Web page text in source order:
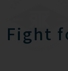
Fight